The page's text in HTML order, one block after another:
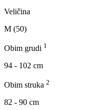
Veličina
M (50)
Obim grudi 1
94 - 102 cm
Obim struka 2
82 - 90 cm